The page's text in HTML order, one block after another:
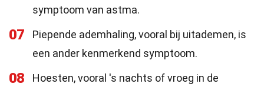
symptoom van astma.
07
Piepende ademhaling, vooral bij uitademen, is
een ander kenmerkend symptoom.
08
Hoesten, vooral 's nachts of vroeg in de